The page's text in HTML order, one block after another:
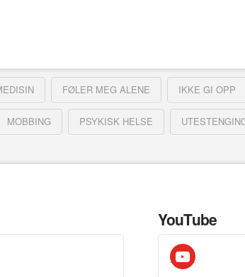
FØLER MEG ALENE IKKE GI OPP
MOBBING PSYKISK HELSE
YouTube
youtube